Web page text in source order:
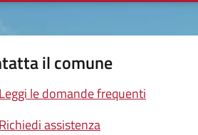
il comune
le domande frequenti
assistenza